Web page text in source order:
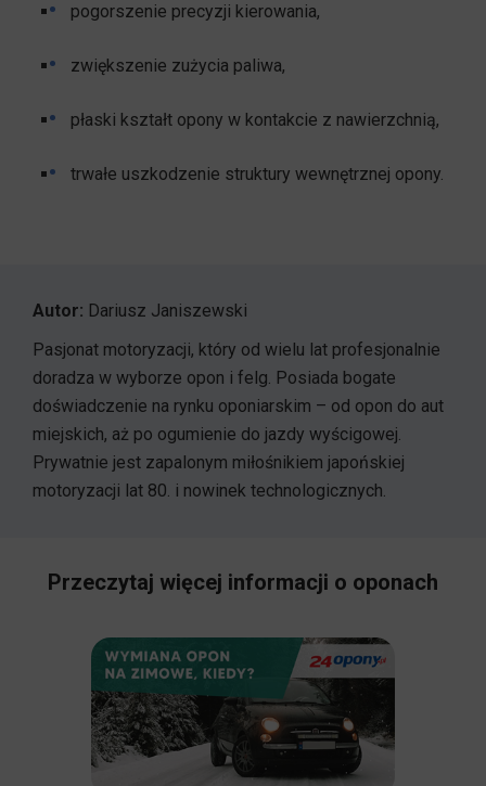
pogorszenie precyzji kierowania,
zwiększenie zużycia paliwa,
płaski kształt opony w kontakcie z nawierzchnią,
trwałe uszkodzenie struktury wewnętrznej opony.
Autor: Dariusz Janiszewski
Pasjonat motoryzacji, który od wielu lat profesjonalnie
doradza w wyborze opon i felg. Posiada bogate
doświadczenie na rynku oponiarskim – od opon do aut
miejskich, aż po ogumienie do jazdy wyścigowej.
Prywatnie jest zapalonym miłośnikiem japońskiej
motoryzacji lat 80. i nowinek technologicznych.
Przeczytaj więcej informacji o oponach